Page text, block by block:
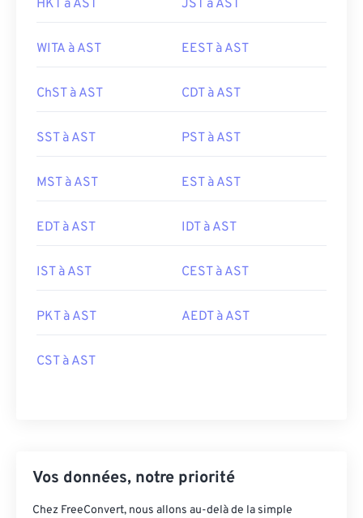
HKT à AST JST à AST
WITA à AST EEST à AST
ChST à AST CDT à AST
SST à AST PST à AST
MST à AST EST à AST
EDT à AST IDT à AST
IST à AST CEST à AST
PKT à AST AEDT à AST
CST à AST
Vos données, notre priorité
Chez FreeConvert, nous allons au-delà de la simple